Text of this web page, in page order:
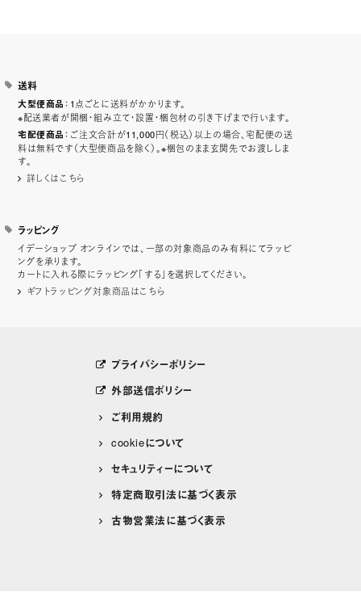
送料
大型便商品 ：1点ごとに送料がかかります。
※配送業者が開梱・組み立て・設置・梱包材の引き下げまで行います。
宅配便商品 ：ご注文合計が11,000円（税込）以上の場合、宅配便の送
料は無料です（大型便商品を除く）。※梱包のまま玄関先でお渡ししま
す。
詳しくはこちら
ラッピング
イデーショップ オンラインでは、一部の対象商品のみ有料にてラッピ
ングを承ります。
カートに入れる際にラッピング「する」を選択してください。
ギフトラッピング対象商品はこちら
プライバシーポリシー
外部送信ポリシー
ご利用規約
cookieについて
セキュリティーについて
特定商取引法に基づく表示
古物営業法に基づく表示